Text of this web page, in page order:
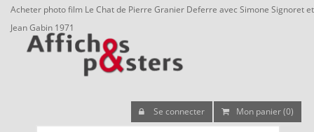
Acheter photo film Le Chat de Pierre Granier Deferre avec Simone Signoret et
Jean Gabin 1971
Se connecter Mon panier (0)